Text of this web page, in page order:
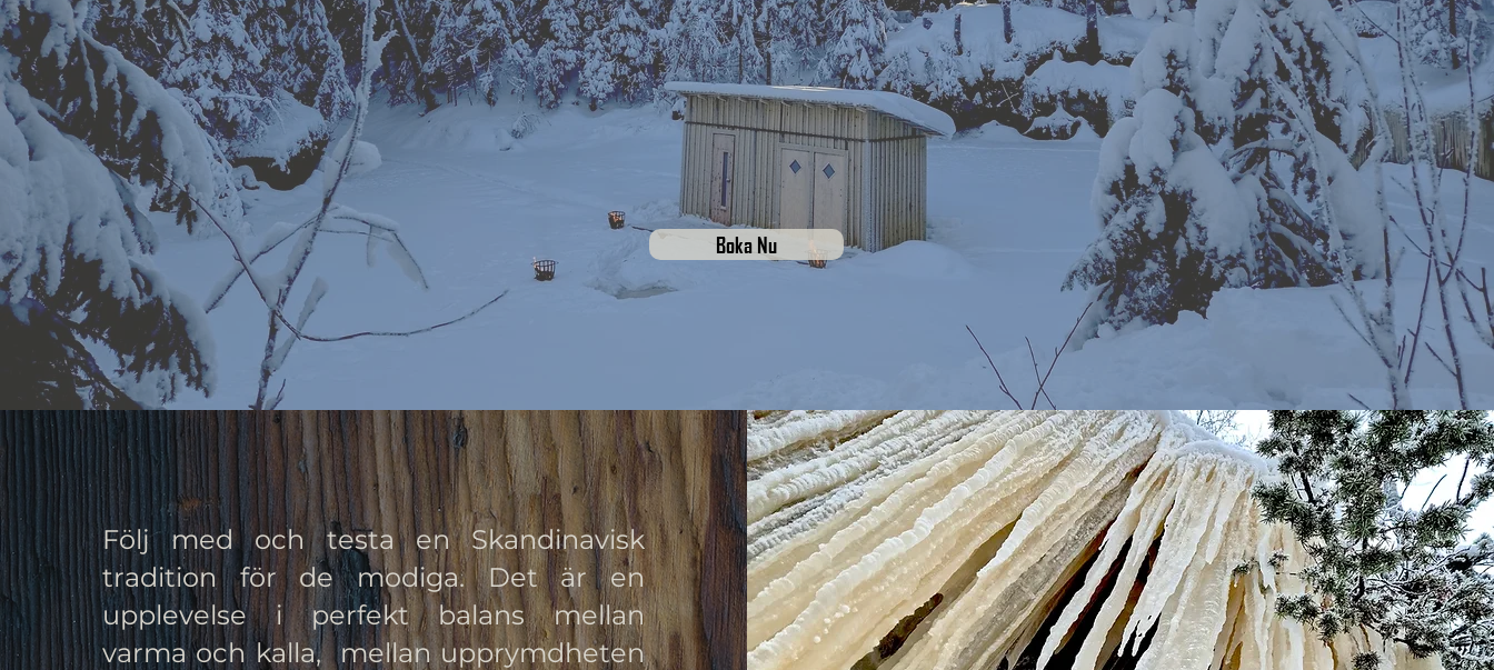
Boka Nu
Följ med och testa en Skandinavisk
tradition för de modiga. Det är en
upplevelse i perfekt balans mellan
varma och kalla, mellan upprymdheten